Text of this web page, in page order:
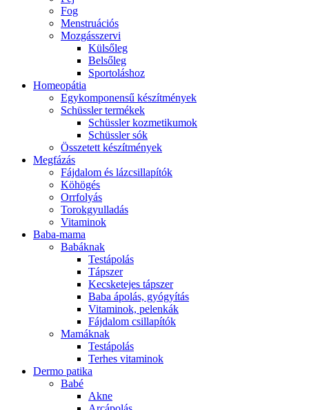
Fog
Menstruációs
Mozgásszervi
Külsőleg
Belsőleg
Sportoláshoz
Homeopátia
Egykomponensű készítmények
Schüssler termékek
Schüssler kozmetikumok
Schüssler sók
Összetett készítmények
Megfázás
Fájdalom és lázcsillapítók
Köhögés
Orrfolyás
Torokgyulladás
Vitaminok
Baba-mama
Babáknak
Testápolás
Tápszer
Kecsketejes tápszer
Baba ápolás, gyógyítás
Vitaminok, pelenkák
Fájdalom csillapítók
Mamáknak
Testápolás
Terhes vitaminok
Dermo patika
Babé
Akne